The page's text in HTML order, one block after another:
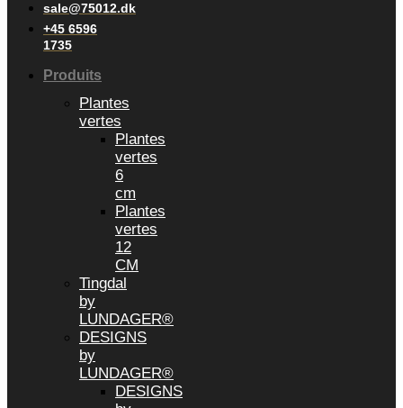
sale@75012.dk
+45 6596
1735
Produits
Plantes
vertes
Plantes
vertes
6
cm
Plantes
vertes
12
CM
Tingdal
by
LUNDAGER®
DESIGNS
by
LUNDAGER®
DESIGNS